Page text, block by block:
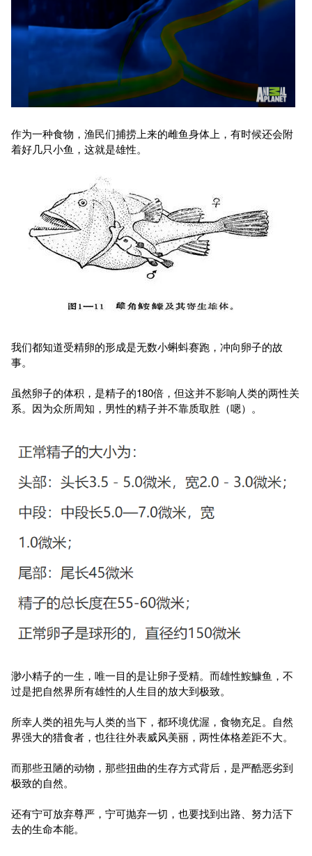
作为一种食物，渔民们捕捞上来的雌鱼身体上，有时候还会附
着好几只小鱼，这就是雄性。
我们都知道受精卵的形成是无数小蝌蚪赛跑，冲向卵子的故
事。
虽然卵子的体积，是精子的180倍，但这并不影响人类的两性关
系。因为众所周知，男性的精子并不靠质取胜（嗯）。
渺小精子的一生，唯一目的是让卵子受精。而雄性鮟鱇鱼，不
过是把自然界所有雄性的人生目的放大到极致。
所幸人类的祖先与人类的当下，都环境优渥，食物充足。自然
界强大的猎食者，也往往外表威风美丽，两性体格差距不大。
而那些丑陋的动物，那些扭曲的生存方式背后，是严酷恶劣到
极致的自然。
还有宁可放弃尊严，宁可抛弃一切，也要找到出路、努力活下
去的生命本能。